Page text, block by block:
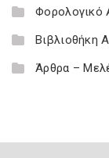
Φορολογικό
Βιβλιοθήκη
Άρθρα –